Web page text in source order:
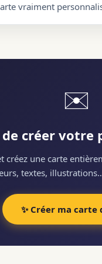
vraiment
✉️
de créer votre
créez une carte
textes,
✨ Créer ma carte